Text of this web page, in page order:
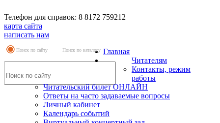
Телефон для справок: 8 8172 759212
карта сайта
написать нам
Поиск по сайту Поиск по каталогу Главная
Читателям
Контакты, режим
работы
Читательский билет ОНЛАЙН
Ответы на часто задаваемые вопросы
Личный кабинет
Календарь событий